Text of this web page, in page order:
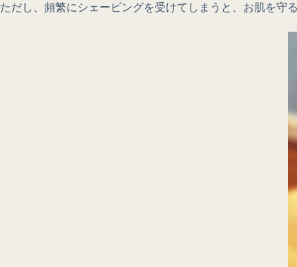
ただし、頻繁にシェービングを受けてしまうと、お肌を守